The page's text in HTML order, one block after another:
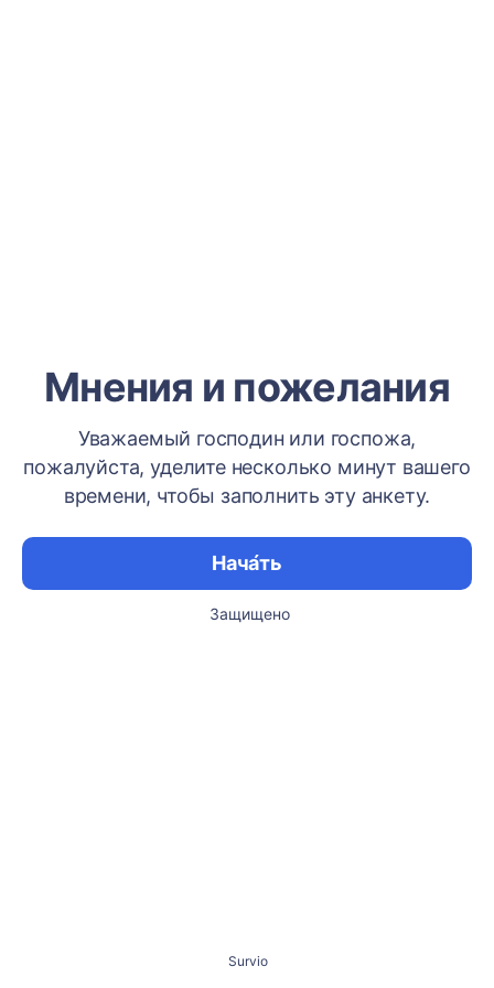
Мнения и пожелания
Уважаемый господин или госпожа,
пожалуйста, уделите несколько минут вашего
времени, чтобы заполнить эту анкету.
Нача́ть
Защищено
Survio